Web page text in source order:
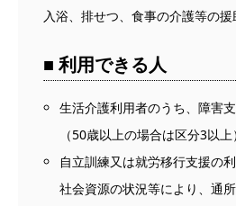
入浴、排せつ、食事の介護等の援
■ 利用できる人
生活介護利用者のうち、障害
（50歳以上の場合は区分3以上
自立訓練又は就労移行支援の
社会資源の状況等により、通